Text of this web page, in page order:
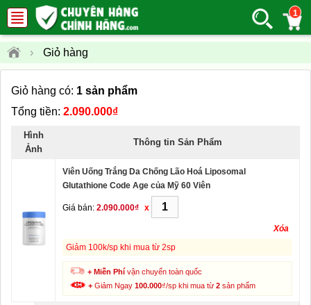
1
› Giỏ hàng
Giỏ hàng có: 1 sản phẩm
Tổng tiền: 2.090.000₫
Hình
Ảnh
Thông tin Sản Phẩm
Viên Uống Trắng Da Chống Lão Hoá Liposomal
Glutathione Code Age của Mỹ 60 Viên
Giá bán: 2.090.000₫ x
Xóa
Giảm 100k/sp khi mua từ 2sp
+ Miễn Phí vận chuyển toàn quốc
+ Giảm Ngay100.000₫/sp khi mua từ2 sản phẩm